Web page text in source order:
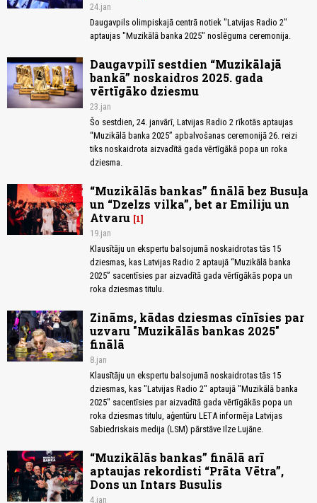
24.jan
Daugavpils olimpiskajā centrā notiek "Latvijas Radio 2"
aptaujas "Muzikālā banka 2025" noslēguma ceremonija.
Daugavpilī sestdien “Muzikālajā
bankā” noskaidros 2025. gada
vērtīgāko dziesmu
23.jan
Šo sestdien, 24. janvārī, Latvijas Radio 2 rīkotās aptaujas
“Muzikālā banka 2025” apbalvošanas ceremonijā 26. reizi
tiks noskaidrota aizvadītā gada vērtīgākā popa un roka
dziesma.
“Muzikālās bankas” finālā bez Busuļa
un “Dzelzs vilka”, bet ar Emiliju un
Atvaru 1
19.jan
Klausītāju un ekspertu balsojumā noskaidrotas tās 15
dziesmas, kas Latvijas Radio 2 aptaujā “Muzikālā banka
2025” sacentīsies par aizvadītā gada vērtīgākās popa un
roka dziesmas titulu.
Zināms, kādas dziesmas cīnīsies par
uzvaru "Muzikālās bankas 2025"
finālā
8.jan
Klausītāju un ekspertu balsojumā noskaidrotas tās 15
dziesmas, kas "Latvijas Radio 2" aptaujā "Muzikālā banka
2025" sacentīsies par aizvadītā gada vērtīgākās popa un
roka dziesmas titulu, aģentūru LETA informēja Latvijas
Sabiedriskais medija (LSM) pārstāve Ilze Lujāne.
“Muzikālās bankas” finālā arī
aptaujas rekordisti “Prāta Vētra”,
Dons un Intars Busulis
4.jan